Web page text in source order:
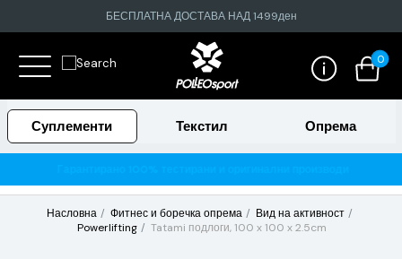
БЕСПЛАТНА ДОСТАВА НАД 1499ден
0
Суплементи Текстил Опрема
Насловна Фитнес и боречка опрема
Вид на активност
Powerlifting
Tatami подлоги, 100 x 100 x 2.5cm